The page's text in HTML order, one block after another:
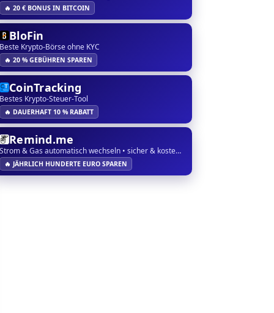
🔥 20 € BONUS IN BITCOIN
BloFin
Beste Krypto-Börse ohne KYC
🔥 20 % GEBÜHREN SPAREN
CoinTracking
Bestes Krypto-Steuer-Tool
🔥 DAUERHAFT 10 % RABATT
Remind.me
Strom & Gas automatisch wechseln • sicher & kostenlos
🔥 JÄHRLICH HUNDERTE EURO SPAREN